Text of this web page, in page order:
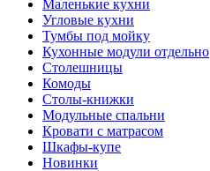
Маленькие кухни
Угловые кухни
Тумбы под мойку
Кухонные модули отдельно
Столешницы
Комоды
Столы-книжки
Модульные спальни
Кровати с матрасом
Шкафы-купе
Новинки